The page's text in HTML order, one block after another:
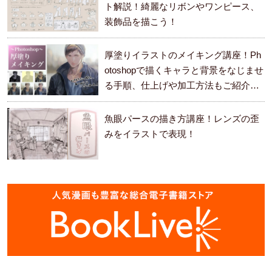
ト解説！綺麗なリボンやワンピース、
装飾品を描こう！
厚塗りイラストのメイキング講座！Ph
otoshopで描くキャラと背景をなじませ
る手順、仕上げや加工方法もご紹介し
ます。
魚眼パースの描き方講座！レンズの歪
みをイラストで表現！